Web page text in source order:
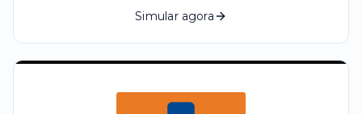
Simular agora